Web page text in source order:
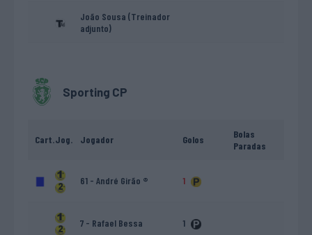
João Sousa (Treinador
adjunto)
Sporting CP
Cart.Jog. Jogador Golos
Bolas
Paradas
61 - André Girão ® 1
7 - Rafael Bessa 1